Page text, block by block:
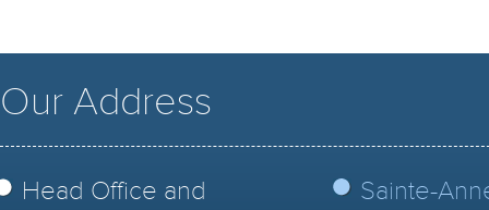
Our Address
Head Office and
Sainte-